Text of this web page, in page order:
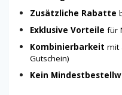
Zusätzliche Rabatte
Exklusive Vorteile für
Kombinierbarkeit mit
Gutschein)
Kein